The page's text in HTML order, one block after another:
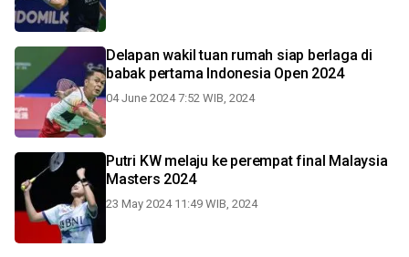
Delapan wakil tuan rumah siap berlaga di
babak pertama Indonesia Open 2024
04 June 2024 7:52 WIB, 2024
Putri KW melaju ke perempat final Malaysia
Masters 2024
23 May 2024 11:49 WIB, 2024